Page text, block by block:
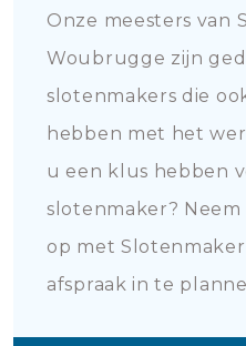
Onze meesters van
Woubrugge zijn
slotenmakers die
hebben met het
u een klus hebben
slotenmaker?
op met
afspraak in te